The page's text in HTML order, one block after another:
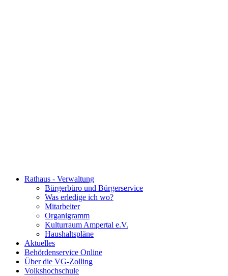
Rathaus - Verwaltung
Bürgerbüro und Bürgerservice
Was erledige ich wo?
Mitarbeiter
Organigramm
Kulturraum Ampertal e.V.
Haushaltspläne
Aktuelles
Behördenservice Online
Über die VG-Zolling
Volkshochschule